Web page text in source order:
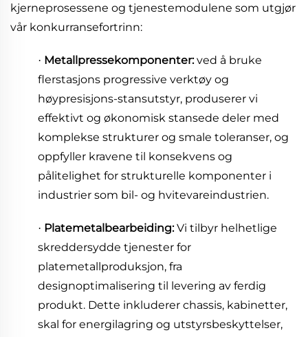
kjerneprosessene og tjenestemodulene som utgjør
vår konkurransefortrinn:
· Metallpressekomponenter:ved å bruke
flerstasjons progressive verktøy og
høypresisjons-stansutstyr, produserer vi
effektivt og økonomisk stansede deler med
komplekse strukturer og smale toleranser, og
oppfyller kravene til konsekvens og
pålitelighet for strukturelle komponenter i
industrier som bil- og hvitevareindustrien.
· Platemetalbearbeiding:Vi tilbyr helhetlige
skreddersydde tjenester for
platemetallproduksjon, fra
designoptimalisering til levering av ferdig
produkt. Dette inkluderer chassis, kabinetter,
skal for energilagring og utstyrsbeskyttelser,